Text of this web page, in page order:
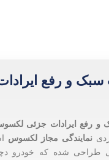
سبک و رفع
و رفع ایرادات جزئی
نمایندگی مجاز لکسوس
طراحی شده که خودرو